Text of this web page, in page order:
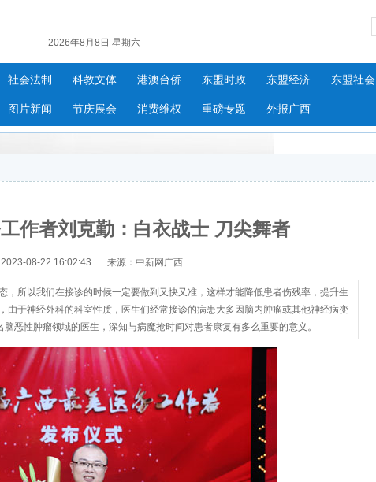
2026年8月8日 星期六
社会法制 科教文体 港澳台侨 东盟时政 东盟经济 东盟社会
图片新闻 节庆展会 消费维权 重磅专题 外报广西
作者刘克勤：白衣战士 刀尖舞者
08-22 16:02:43 来源：中新网广西
，所以我们在接诊的时候一定要做到又快又准，这样才能降低患者伤残率，提升生
由于神经外科的科室性质，医生们经常接诊的病患大多因脑内肿瘤或其他神经病变
恶性肿瘤领域的医生，深知与病魔抢时间对患者康复有多么重要的意义。